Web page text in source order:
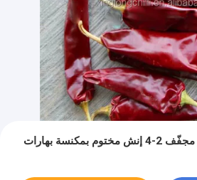
فلفل حار جواجيلو أحمر مجفّف 2-4 إنش مختوم بمكنسة بهارات